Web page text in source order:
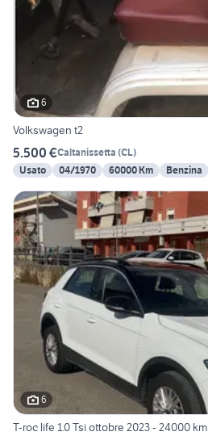
6
Volkswagen t2
5.500 €Caltanissetta (CL)
Usato
04/1970 60000 Km Benzina
6
T-roc life 1.0 Tsi ottobre 2023 - 24000 km